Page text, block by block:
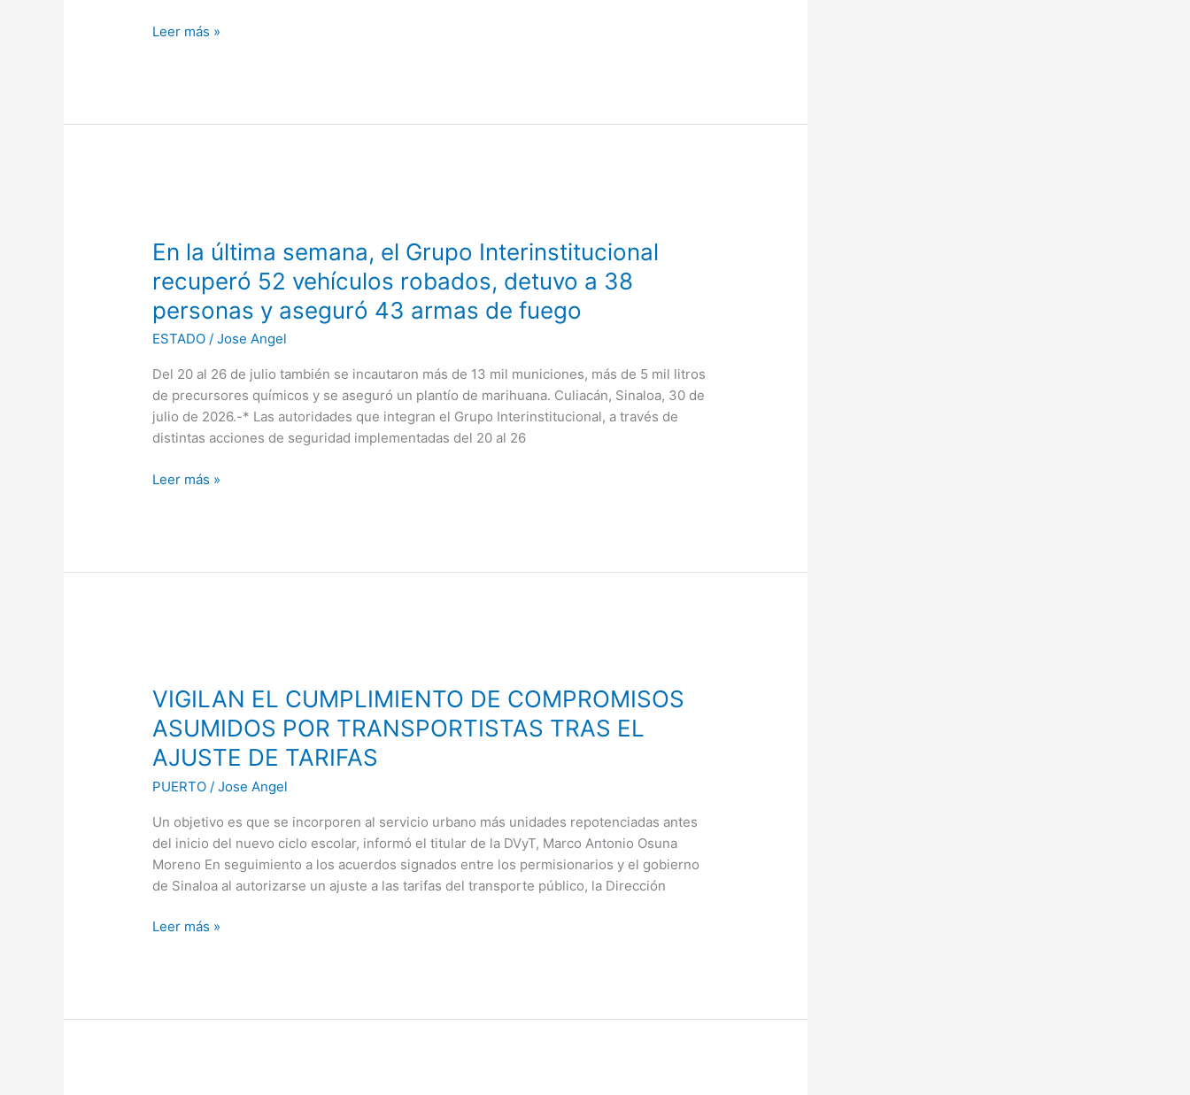
Mocorito
Leer más »
En la última semana, el Grupo Interinstitucional
recuperó 52 vehículos robados, detuvo a 38
personas y aseguró 43 armas de fuego
ESTADO /Jose Angel
Del 20 al 26 de julio también se incautaron más de 13 mil municiones, más de 5 mil litros
de precursores químicos y se aseguró un plantío de marihuana. Culiacán, Sinaloa, 30 de
julio de 2026.-* Las autoridades que integran el Grupo Interinstitucional, a través de
distintas acciones de seguridad implementadas del 20 al 26
última
el
Grupo
Interinstitucional
52
vehículos
robados,
detuvo
38
Leer más »
VIGILAN EL CUMPLIMIENTO DE COMPROMISOS
ASUMIDOS POR TRANSPORTISTAS TRAS EL
AJUSTE DE TARIFAS
PUERTO /Jose Angel
Un objetivo es que se incorporen al servicio urbano más unidades repotenciadas antes
del inicio del nuevo ciclo escolar, informó el titular de la DVyT, Marco Antonio Osuna
Moreno En seguimiento a los acuerdos signados entre los permisionarios y el gobierno
de Sinaloa al autorizarse un ajuste a las tarifas del transporte público, la Dirección
CUMPLIMIENTO
DE
COMPROMISOS
ASUMIDOS
POR
TRAS
EL
AJUSTE
DE
Leer más »